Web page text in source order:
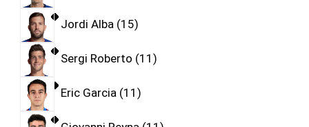
Jordi Alba 15
Sergi Roberto 11
Eric Garcia 11